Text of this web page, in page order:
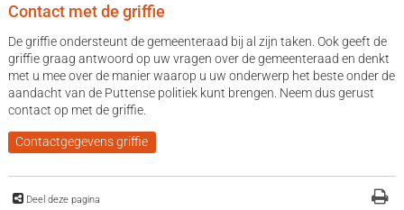
Contact met de griffie
De griffie ondersteunt de gemeenteraad bij al zijn taken. Ook geeft de
griffie graag antwoord op uw vragen over de gemeenteraad en denkt
met u mee over de manier waarop u uw onderwerp het beste onder de
aandacht van de Puttense politiek kunt brengen. Neem dus gerust
contact op met de griffie.
Contactgegevens griffie
Deel deze pagina